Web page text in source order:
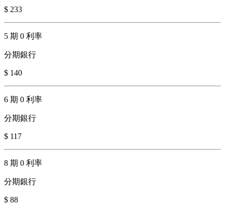
$ 233
5 期 0 利率
分期銀行
$ 140
6 期 0 利率
分期銀行
$ 117
8 期 0 利率
分期銀行
$ 88